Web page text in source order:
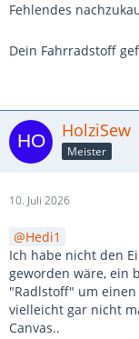
Fehlendes
Dein Fahrradstoff
HolziSew
Meister
10. Juli 2026
Hedi1
Ich habe nicht den
geworden wäre, ein
"Radlstoff" um
vielleicht gar nicht
Canvas..